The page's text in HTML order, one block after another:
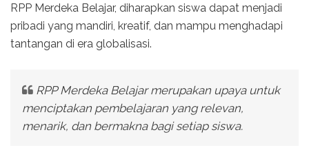
RPP Merdeka Belajar, diharapkan siswa dapat menjadi
pribadi yang mandiri, kreatif, dan mampu menghadapi
tantangan di era globalisasi.
RPP Merdeka Belajar merupakan upaya untuk
menciptakan pembelajaran yang relevan,
menarik, dan bermakna bagi setiap siswa.